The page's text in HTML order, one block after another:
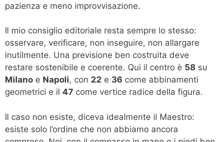
pazienza e meno improvvisazione.
Il mio consiglio editoriale resta sempre lo stesso:
osservare, verificare, non inseguire, non allargare
inutilmente. Una previsione ben costruita deve
restare sostenibile e coerente. Qui il centro è 58 su
Milano e Napoli, con 22 e 36 come abbinamenti
geometrici e il 47 come vertice radice della figura.
Il caso non esiste, diceva idealmente il Maestro:
esiste solo l’ordine che non abbiamo ancora